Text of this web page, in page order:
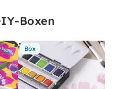
Boxen
Box